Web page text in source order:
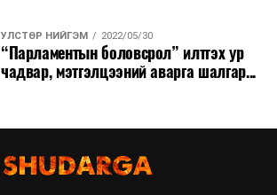
УЛСТӨР НИЙГЭМ 2022/05/30
“Парламентын боловсрол” илтгэх ур
чадвар, мэтгэлцээний аварга шалгар...